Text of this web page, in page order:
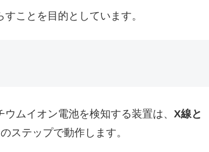
ことを目的としています。
ムイオン電池を検知する装置は、 X線と
ステップで動作します。